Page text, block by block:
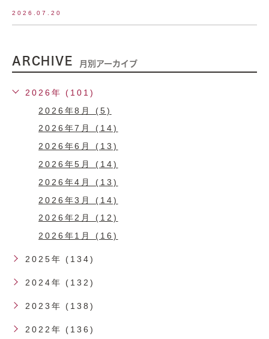
2026.07.20
ARCHIVE 月別アーカイブ
2026年 (101)
2026年8月 (5)
2026年7月 (14)
2026年6月 (13)
2026年5月 (14)
2026年4月 (13)
2026年3月 (14)
2026年2月 (12)
2026年1月 (16)
2025年 (134)
2024年 (132)
2023年 (138)
2022年 (136)